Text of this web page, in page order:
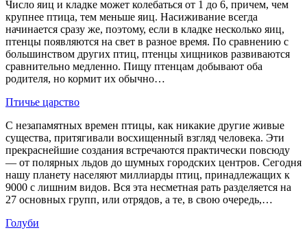
Число яиц и кладке может колебаться от 1 до 6, причем, чем
крупнее птица, тем меньше яиц. Насиживание всегда
начинается сразу же, поэтому, если в кладке несколько яиц,
птенцы появляются на свет в разное время. По сравнению с
большинством других птиц, птенцы хищников развиваются
сравнительно медленно. Пищу птенцам добывают оба
родителя, но кормит их обычно…
Птичье царство
С незапамятных времен птицы, как никакие другие живые
существа, притягивали восхищенный взгляд человека. Эти
прекраснейшие создания встречаются практически повсюду
— от полярных льдов до шумных городских центров. Сегодня
нашу планету населяют миллиарды птиц, принадлежащих к
9000 с лишним видов. Вся эта несметная рать разделяется на
27 основных групп, или отрядов, а те, в свою очередь,…
Голуби